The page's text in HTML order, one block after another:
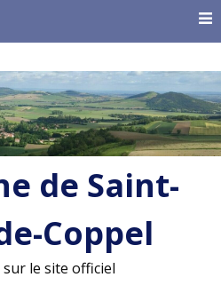
de Saint-
Coppel
le site officiel